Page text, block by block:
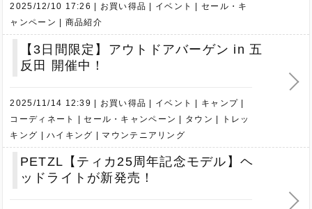
2025/12/10 17:26 お買い得品 イベント
セール・キ
ャンペーン
商品紹介
【3日間限定】アウトドアバーゲン in 五
反田 開催中！
2025/11/14 12:39 お買い得品 イベント
キャンプ
コーディネート
セール・キャンペーン タウン
トレッ
キング
ハイキング マウンテニアリング
PETZL【ティカ25周年記念モデル】ヘ
ッドライトが新発売！